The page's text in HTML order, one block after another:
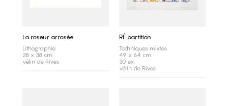
La roseur arrosée
Lithographie
28 x 38 cm
vélin de Rives
RÉ partition
Techniques mixtes
49 x 64 cm
30 ex.
vélin de Rives